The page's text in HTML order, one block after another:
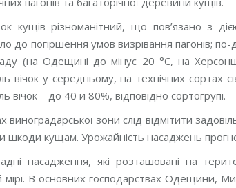
кущів різноманітний, що пов’язано з
до погіршення умов визрівання пагонів;
(на Одещині до мінус 20 °С, на
вічок у середньому, на технічних
вічок – до 40 и 80%, відповідно сортогрупі.
виноградарської зони слід відмітити
шкоди кущам. Урожайність насаджень
насадження, які розташовані на
мірі. В основних господарствах Одещини,